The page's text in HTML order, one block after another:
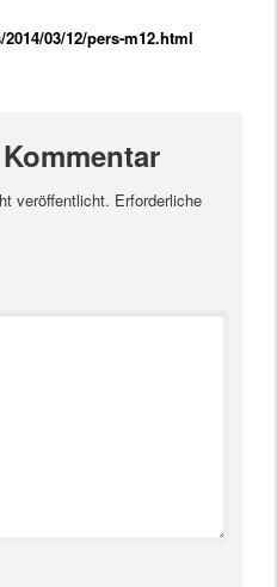
03/12/pers-m12.html
veröffentlicht. Erforderliche